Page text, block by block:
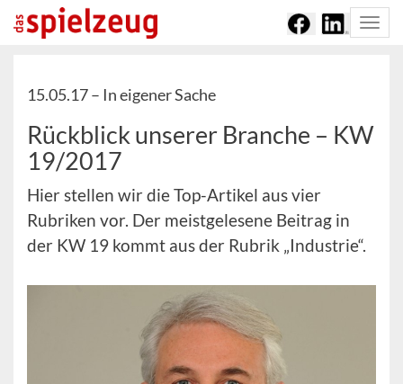
15.05.17 – In eigener Sache
Rückblick unserer Branche – KW
19/2017
Hier stellen wir die Top-Artikel aus vier
Rubriken vor. Der meistgelesene Beitrag in
der KW 19 kommt aus der Rubrik „Industrie“.